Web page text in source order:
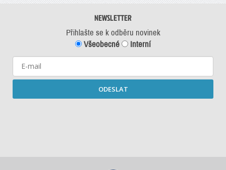
NEWSLETTER
Přihlašte se k odběru novinek
Všeobecné
Interní
ODESLAT